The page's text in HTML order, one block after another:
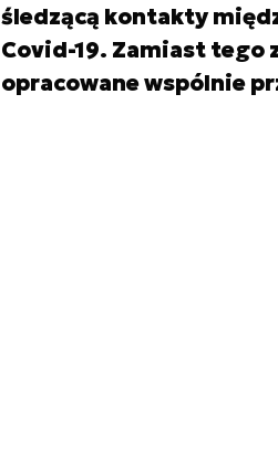
śledzącą kontakty
Covid-19. Zamiast tego
opracowane wspólnie